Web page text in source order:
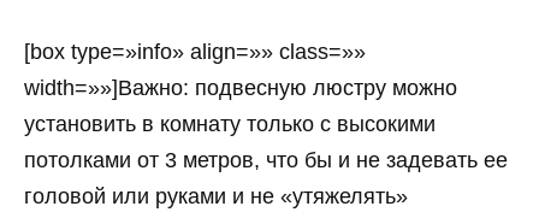
[box type=»info» align=»» class=»»
width=»»]Важно: подвесную люстру можно
установить в комнату только с высокими
потолками от 3 метров, что бы и не задевать ее
головой или руками и не «утяжелять»